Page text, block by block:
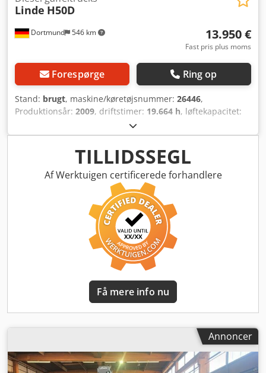
Dortmund 546 km
Linde H50D
13.950 €
Fast pris plus moms
Forespørge Ring op
Stand: brugt, maskine/køretøjsnummer: 26446,
Produktionsår: 2009, driftstimer: 19.664 h, løftekapacitet:
4.400 mm
mastetype:simplex, bygningshøjde:3.070 mm, Udstyr:
kabine, sideforskydning
, .: 26446 Enhedsdetaljer: Byggeår:
2009 Løftekapacitet: 5000 kg Løftehøjde: 4400 mm Aflæst
driftstimeantal: 19664 timer Masttype: Standard
Masthøjde: 3070 mm Længde/bredde/højde: 4100 / 1500 /
2450 mm Driftvægt: 6740 kg ---- Udstyr: * Beskyttelsestag *
3. ventil * Fuld kabine * Arbejdslygte foran * Arbejdslygte
bagpå ----- Tilbehør: * Sideskifter ---- Yderligere
enhedsoplysninger: Blinklys---- Driftstimeantallet er
generelt aflæst. Vi tilbyder gerne den passende transport.
Yderligere 250-300 gaffeltrucks, tilbehør og fejebiler er
umiddelbart tilgængelige for dig. Naturligvis også til leje!
Csdpfeylnhlsx Ag Hsha Vi køber gerne din GAMLE. Har du
spørgsmål? I vores åbningstid fra 7:30 til 16:00 kan du
kontakte os. Vi ser frem til at høre fra dig! Vi taler engelsk.
forhandlerforretningen sælges enheden i den tilstand, den
er i, uden renovering. Alle oplysninger uden garanti, fejl og
ændringer forbeholdes.
TILLIDSSEGL
Af Werktuigen certificerede forhandlere
Få mere info nu
Annoncer